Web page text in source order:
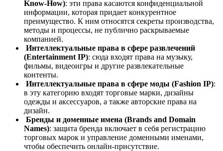
Know-How): эти права касаются конфиденциальной
информации, которая придает конкурентное
преимущество. К ним относятся секреты производства,
методы и процессы, не публично раскрываемые
компанией.
Интеллектуальные права в сфере развлечений
(Entertainment IP): сюда входят права на музыку,
фильмы, видеоигры и другие развлекательные
контенты.
Интеллектуальные права в сфере моды (Fashion IP):
в эту категорию входят торговые марки, дизайны
одежды и аксессуаров, а также авторские права на
дизайн.
Бренды и доменные имена (Brands and Domain
Names): защита бренда включает в себя регистрацию
торговых марок и управление доменными именами,
чтобы обеспечить онлайн-присутствие.